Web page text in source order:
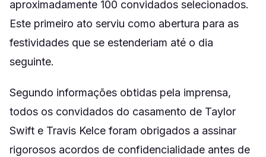
aproximadamente 100 convidados selecionados.
Este primeiro ato serviu como abertura para as
festividades que se estenderiam até o dia
seguinte.
Segundo informações obtidas pela imprensa,
todos os convidados do casamento de Taylor
Swift e Travis Kelce foram obrigados a assinar
rigorosos acordos de confidencialidade antes de